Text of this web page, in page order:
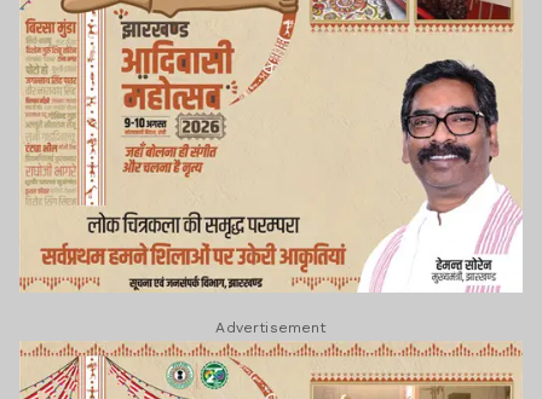
Advertisement